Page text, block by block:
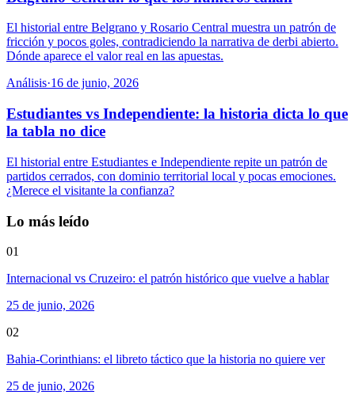
El historial entre Belgrano y Rosario Central muestra un patrón de
fricción y pocos goles, contradiciendo la narrativa de derbi abierto.
Dónde aparece el valor real en las apuestas.
Análisis·16 de junio, 2026
Estudiantes vs Independiente: la historia dicta lo que
la tabla no dice
El historial entre Estudiantes e Independiente repite un patrón de
partidos cerrados, con dominio territorial local y pocas emociones.
¿Merece el visitante la confianza?
Lo más leído
01
Internacional vs Cruzeiro: el patrón histórico que vuelve a hablar
25 de junio, 2026
02
Bahia-Corinthians: el libreto táctico que la historia no quiere ver
25 de junio, 2026